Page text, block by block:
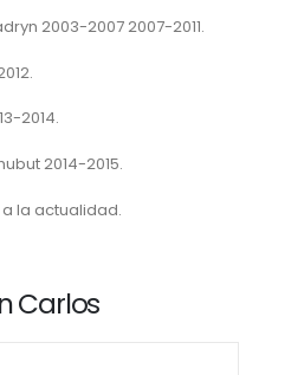
2003-2007 2007-2011.
2014.
2014-2015.
a la actualidad.
Carlos